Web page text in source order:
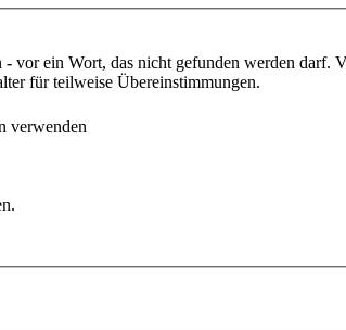
- vor ein Wort, das nicht gefunden werden darf.
für teilweise Übereinstimmungen.
verwenden